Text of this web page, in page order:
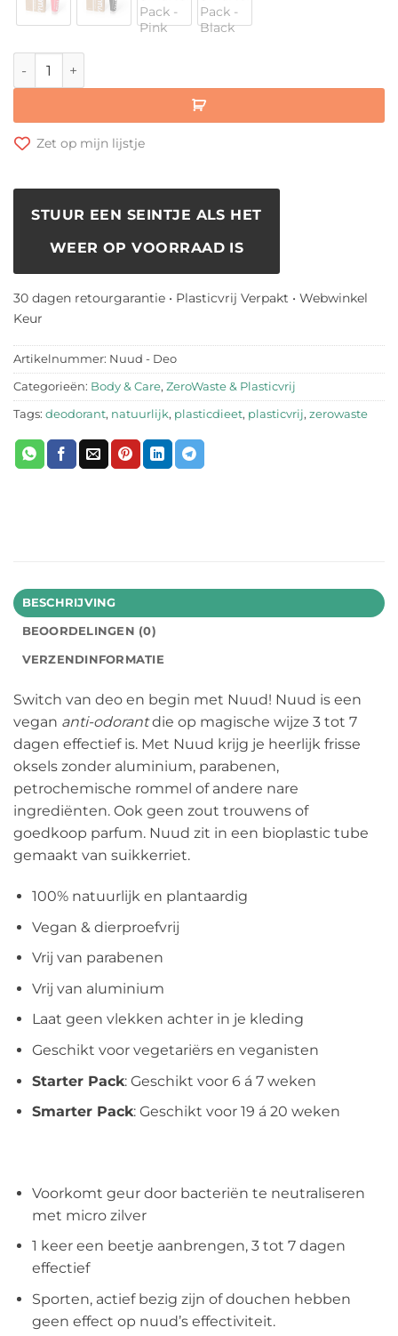
Nuud - Natuurlijke Deo aantal
Zet op mijn lijstje
STUUR EEN SEINTJE ALS HET
WEER OP VOORRAAD IS
30 dagen retourgarantie • Plasticvrij Verpakt • Webwinkel
Keur
Artikelnummer: Nuud - Deo
Categorieën: Body & Care, ZeroWaste & Plasticvrij
Tags: deodorant, natuurlijk, plasticdieet, plasticvrij, zerowaste
BESCHRIJVING
BEOORDELINGEN (0)
VERZENDINFORMATIE
Switch van deo en begin met Nuud! Nuud is een
vegan anti-odorantdie op magische wijze 3 tot 7
dagen effectief is. Met Nuud krijg je heerlijk frisse
oksels zonder aluminium, parabenen,
petrochemische rommel of andere nare
ingrediënten. Ook geen zout trouwens of
goedkoop parfum. Nuud zit in een bioplastic tube
gemaakt van suikkerriet.
100% natuurlijk en plantaardig
Vegan & dierproefvrij
Vrij van parabenen
Vrij van aluminium
Laat geen vlekken achter in je kleding
Geschikt voor vegetariërs en veganisten
Starter Pack: Geschikt voor 6 á 7 weken
Smarter Pack: Geschikt voor 19 á 20 weken
Voorkomt geur door bacteriën te neutraliseren
met micro zilver
1 keer een beetje aanbrengen, 3 tot 7 dagen
effectief
Sporten, actief bezig zijn of douchen hebben
geen effect op nuud’s effectiviteit.